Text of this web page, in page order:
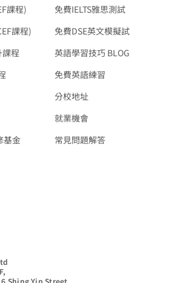
課程)
課程)
課程
基金
免費IELTS雅思測試
免費DSE英文模擬試
英語學習技巧 BLOG
免費英語練習
分校地址
就業機會
常見問題解答